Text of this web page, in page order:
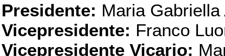
Presidente: Maria Gabriella
Vicepresidente: Franco
Vicepresidente Vicario: